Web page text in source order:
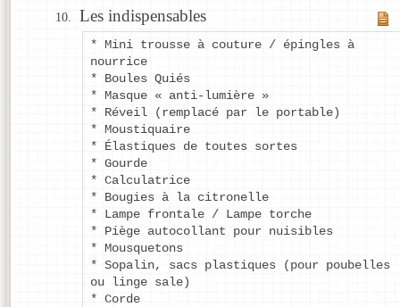
Les indispensables
* Mini trousse à couture / épingles à
nourrice
* Boules Quiés
* Masque « anti-lumière »
* Réveil (remplacé par le portable)
* Moustiquaire
* Élastiques de toutes sortes
* Gourde
* Calculatrice
* Bougies à la citronelle
* Lampe frontale / Lampe torche
* Piège autocollant pour nuisibles
* Mousquetons
* Sopalin, sacs plastiques (pour poubelles
ou linge sale)
* Corde